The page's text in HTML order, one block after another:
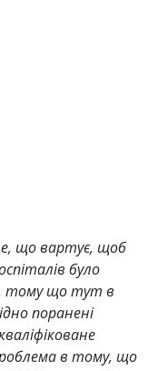
що вартує, щоб
було
тому що тут в
поранені
в тому, що